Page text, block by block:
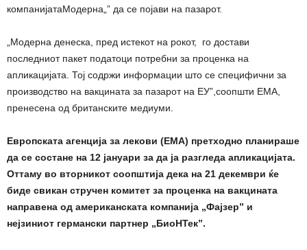
компанијатаМодерна„” да се појави на пазарот.
„Модерна денеска, пред истекот на рокот, го достави
последниот пакет податоци потребни за проценка на
апликацијата. Тој содржи информации што се специфични за
производство на вакцината за пазарот на ЕУ”,соопшти ЕМА,
пренесена од британските медиуми.
Европската агенција за лекови (ЕМА) претходно планираше
да се состане на 12 јануари за да ја разгледа апликацијата.
Оттаму во вторникот соопштија дека на 21 декември ќе
биде свикан стручен комитет за проценка на вакцината
направена од американската компанија „Фајзер” и
нејзиниот германски партнер „БиоНТек”.